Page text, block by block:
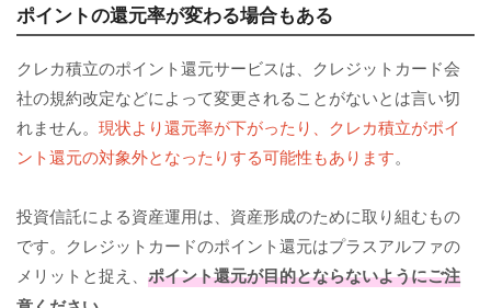
ポイントの還元率が変わる場合もある
クレカ積立のポイント還元サービスは、クレジットカード会
社の規約改定などによって変更されることがないとは言い切
れません。 現状より還元率が下がったり、クレカ積立がポイ
ント還元の対象外となったりする可能性もあります。
投資信託による資産運用は、資産形成のために取り組むもの
です。クレジットカードのポイント還元はプラスアルファの
メリットと捉え、 ポイント還元が目的とならないようにご注